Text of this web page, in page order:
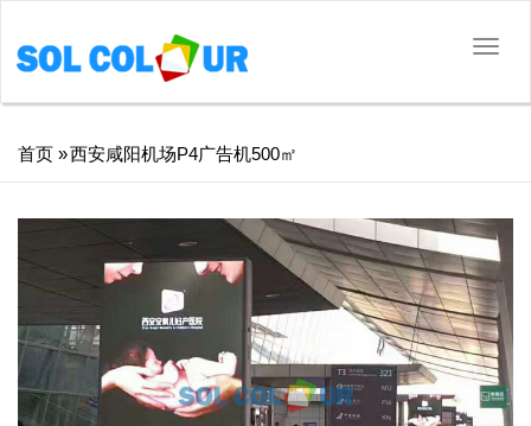
切
导
面
包
屑
首页 »西安咸阳机场P4广告机500㎡